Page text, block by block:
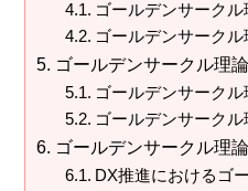
ゴールデンサーク
ゴールデンサークル
ゴールデンサークル理
ゴールデンサーク
ゴールデンサークル
ゴールデンサークル理
DX推進におけるゴ